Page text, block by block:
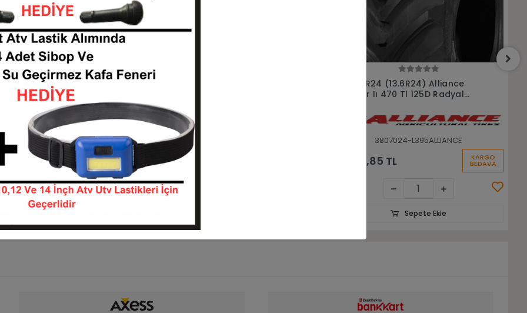
Sepete Ekle
(18.4-30) Alliance
145D Tl Radial
L468ALLIANCE
KARGO
Sepete Ekle
Traktör lastiği
3807024-L395ALLIANCE
36.021,85 TL
Sepete Ekle
320/70R24 (11.2-24 ) Alliance
Agrıstar Iı 470 Tl 116D Radyal
3207024-L396ALLIANCE
25.945,51 TL KARGO
BEDAVA
Sepete Ekle